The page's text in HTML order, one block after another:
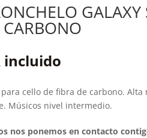
incluido
para cello de fibra de carbono. Alta
Músicos nivel intermedio.
nos ponemos en contacto